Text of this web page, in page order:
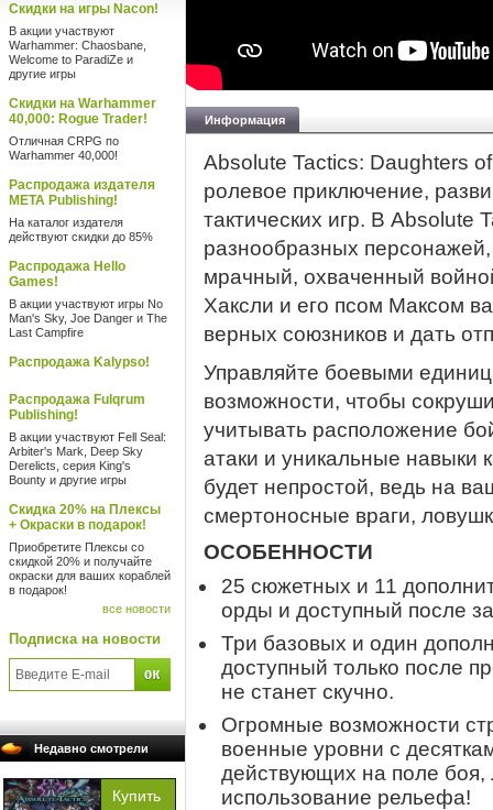
Скидки на игры Nacon!
В акции участвуют
Warhammer: Chaosbane,
Welcome to ParadiZe и
другие игры
Скидки на Warhammer
40,000: Rogue Trader!
Отличная CRPG по
Warhammer 40,000!
Распродажа издателя
META Publishing!
На каталог издателя
действуют скидки до 85%
Распродажа Hello
Games!
В акции участвуют игры No
Man's Sky, Joe Danger и The
Last Campfire
Распродажа Kalypso!
Распродажа Fulqrum
Publishing!
В акции участвуют Fell Seal:
Arbiter's Mark, Deep Sky
Derelicts, серия King's
Bounty и другие игры
Скидка 20% на Плексы
+ Окраски в подарок!
Приобретите Плексы со
скидкой 20% и получайте
окраски для ваших кораблей
в подарок!
все новости
Подписка на новости
Недавно смотрели
Информация
Absolute Tactics: Daughters
ролевое приключение,
тактических игр. В Absolute
разнообразных
мрачный, охваченный
Хаксли и его псом Максом
верных союзников и дать
Управляйте боевыми
возможности, чтобы
учитывать расположение
атаки и уникальные навыки
будет непростой, ведь на
смертоносные враги,
ОСОБЕННОСТИ
25 сюжетных и 11
орды и доступный после
Три базовых и один
доступный только после
не станет скучно.
Огромные возможности
военные уровни с
действующих на поле
использование рельефа!